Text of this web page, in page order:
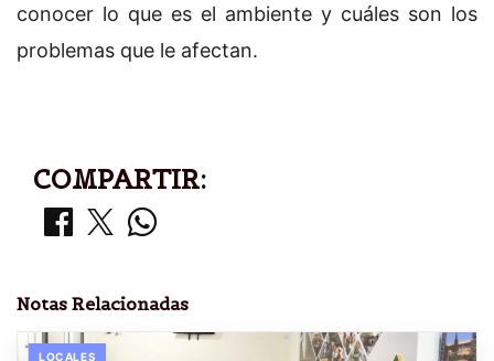
conocer lo que es el ambiente y cuáles son los
problemas que le afectan.
COMPARTIR:
Notas Relacionadas
LOCALES